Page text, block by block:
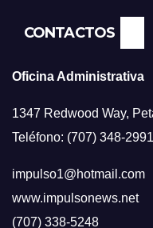
CONTACTOS
Oficina Administrativa
1347 Redwood Way,
Teléfono: (707) 348-2991
impulso1@hotmail.com
www.impulsonews.net
(707) 338-5248